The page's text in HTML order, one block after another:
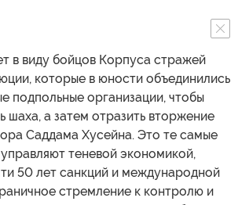
в виду бойцов Корпуса стражей
которые в юности объединились
подпольные организации, чтобы
шаха, а затем отразить вторжение
Саддама Хусейна. Это те самые
теневой экономикой,
50 лет санкций и международной
стремление к контролю и